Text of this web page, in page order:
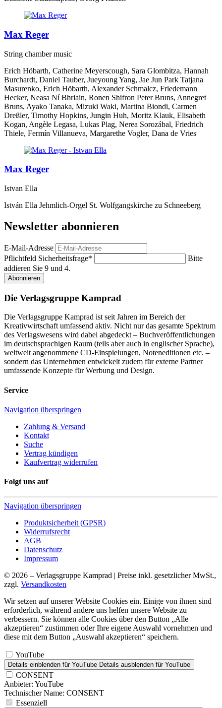
Max Reger
String chamber music
Erich Höbarth, Catherine Meyerscough, Sara Glombitza, Hannah
Burchardt, Daniel Tauber, Jueyoung Yang, Jae Jun Park Tatjana
Masurenko, Erich Höbarth, Alexander Schmalcz, Friedemann
Hecker, Neasa Ní Bhriain, Ronen Shifron Peter Bruns, Annegret
Bruns, Ayako Tanaka, Mizuki Waki, Martina Biondi, Carmen
Dreßler, Timothy Hopkins, Jungin Huh, Moritz Klauk, Elisabeth
Kogan, Angèle Legasa, Lukas Plag, Nerea Sorozábal, Friedrich
Thiele, Fermín Villanueva, Margarethe Vogler, Dana de Vries
Max Reger
Istvan Ella
István Ella Jehmlich-Orgel St. Wolfgangskirche zu Schneeberg
Newsletter abonnieren
E-Mail-Adresse
Pflichtfeld Sicherheitsfrage*
Bitte
addieren Sie 9 und 4.
Abonnieren
Die Verlagsgruppe Kamprad
Die Verlagsgruppe Kamprad ist seit Jahren im Bereich der
Kreativwirtschaft umfassend aktiv. Nicht nur das gesamte Spektrum
des Verlagswesens wird dabei abgedeckt – Buchveröffentlichungen
im deutschsprachigen Raum (teils aber auch in englischer Sprache),
weltweit angenommene CD-Einspielungen, Noteneditionen etc. –
sondern das Unternehmen entwickelt zudem für externe Partner
umfassende Konzepte für Werbung und Design.
Service
Navigation überspringen
Zahlung & Versand
Kontakt
Suche
Vertrag kündigen
Kaufvertrag widerrufen
Folgt uns auf
Navigation überspringen
Produktsicherheit (GPSR)
Widerrufsrecht
AGB
Datenschutz
Impressum
© 2026 – Verlagsgruppe Kamprad | Preise inkl. gesetzlicher MwSt.,
zzgl. Versandkosten
Wir setzen auf unserer Website Cookies ein. Einige von ihnen sind
erforderlich, während andere uns helfen unsere Website zu
verbessern. Sie können alle Cookies über den Button „Alle
akzeptieren“ zustimmen oder Ihre eigene Auswahl vornehmen und
diese mit dem Button „Auswahl akzeptieren“ speichern.
YouTube
Details einblenden für YouTube Details ausblenden für YouTube
CONSENT
Anbieter: YouTube
Technischer Name: CONSENT
Essenziell